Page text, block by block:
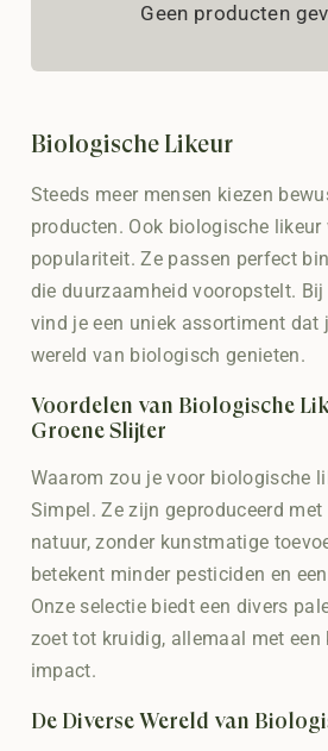
Geen producten
Biologische Likeur
Steeds meer mensen kiezen
producten. Ook biologische
populariteit. Ze passen perfect
die duurzaamheid vooropstelt. Bij
vind je een uniek assortiment dat
wereld van biologisch genieten.
Voordelen van Biologische
Groene Slijter
Waarom zou je voor biologische
Simpel. Ze zijn geproduceerd met
natuur, zonder kunstmatige
betekent minder pesticiden en
Onze selectie biedt een divers
zoet tot kruidig, allemaal met een
impact.
De Diverse Wereld van